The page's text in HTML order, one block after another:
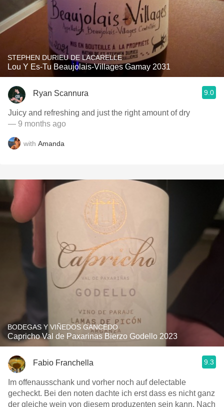
STEPHEN DURIEU DE LACARELLE
Lou Y Es-Tu Beaujolais-Villages Gamay 2031
Ryan Scannura 9.0
Juicy and refreshing and just the right amount of dry
— 9 months ago
with Amanda
BODEGAS Y VIÑEDOS GANCEDO
Capricho Val de Paxarinas Bierzo Godello 2023
Fabio Franchella 9.3
Im offenausschank und vorher noch auf delectable
gecheckt. Bei den noten dachte ich erst dass es nicht ganz
der gleiche wein von diesem produzenten sein kann. Nach